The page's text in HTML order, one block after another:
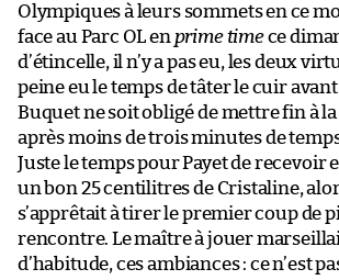
Olympiques à leurs sommets en ce
face au Parc OL en prime timece
d’étincelle, il n’y a pas eu, les deux
peine eu le temps de tâter le cuir
Buquet ne soit obligé de mettre fin à
après moins de trois minutes de
Juste le temps pour Payet de recevoir
un bon 25 centilitres de Cristaline,
s’apprêtait à tirer le premier coup de
rencontre. Le maître à jouer
d’habitude, ces ambiances : ce n’est